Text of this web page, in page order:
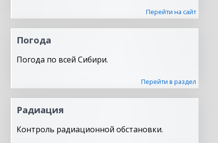
Перейти на сайт
Погода
Погода по всей Сибири.
Перейти в раздел
Радиация
Контроль радиационной обстановки.